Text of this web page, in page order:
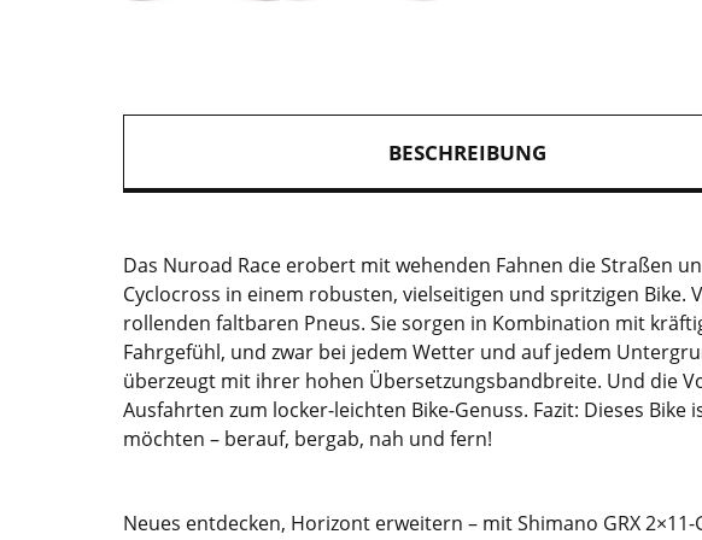
BESCHREIBUNG
Das Nuroad Race erobert mit wehenden Fahnen die Straßen
Cyclocross in einem robusten, vielseitigen und spritzigen
rollenden faltbaren Pneus. Sie sorgen in Kombination mit
Fahrgefühl, und zwar bei jedem Wetter und auf jedem
überzeugt mit ihrer hohen Übersetzungsbandbreite. Und die
Ausfahrten zum locker-leichten Bike-Genuss. Fazit: Dieses
möchten – berauf, bergab, nah und fern!
Neues entdecken, Horizont erweitern – mit Shimano GRX